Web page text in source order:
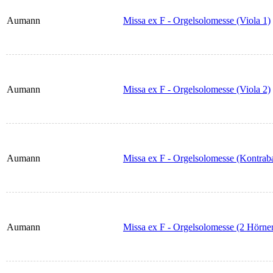
Aumann Missa ex F - Orgelsolomesse (Viola 1)
Aumann Missa ex F - Orgelsolomesse (Viola 2)
Aumann Missa ex F - Orgelsolomesse
Aumann Missa ex F - Orgelsolomesse (2